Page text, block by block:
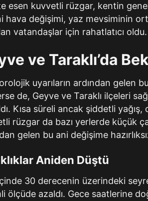
esen kuvvetli rüzgar, kentin
hava değişimi, yaz mevsiminin
vatandaşlar için rahatlatıcı oldu.
ve Taraklı’da
uyarıların ardından gelen
de, Geyve ve Taraklı ilçeleri
Kısa süreli ancak şiddetli
rüzgar da bazı yerlerde küçük
gelen bu ani değişime
Aniden Düştü
30 derecenin üzerindeki
ölçüde azaldı. Gece saatlerine